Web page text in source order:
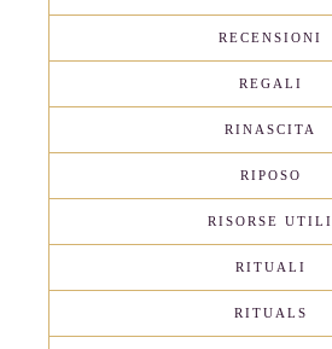
RECENSIONI
REGALI
RINASCITA
RIPOSO
RISORSE UTILI
RITUALI
RITUALS